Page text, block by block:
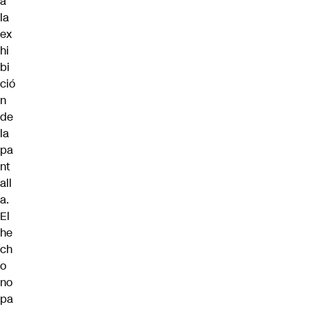
la
ex
hi
bi
ció
n
de
la
pa
nt
all
a.
El
he
ch
o
no
pa